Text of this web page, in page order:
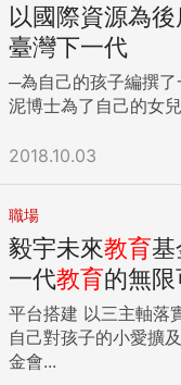
以國際資源為
臺灣下一代
─為自己的孩子編撰
泥博士為了自己的女
2018.10.03
職場
毅宇未來教育
一代教育的無
平台搭建 以三主軸落
自己對孩子的小愛擴
金會...